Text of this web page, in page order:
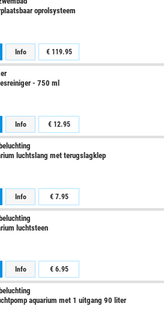
oprolsysteem
Info € 119.95
- 750 ml
Info € 12.95
luchtslang met terugslagklep
Info € 7.95
luchtsteen
Info € 6.95
aquarium met 1 uitgang 90 liter